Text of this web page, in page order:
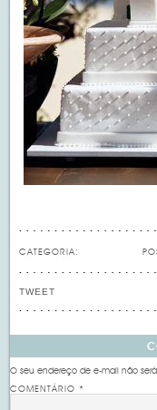
CATEGORIA:
TWEET
O seu endereço de e-mail não
COMENTÁRIO*